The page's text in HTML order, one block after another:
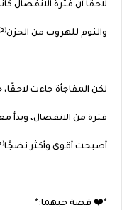
لاحقًا أن فترة الانفصال
والنوم للهروب من الحزن⁽²⁾.
لكن المفاجأة جاءت
فترة من الانفصال، وبدأ
أصبحت أقوى وأكثر نضجًا⁽²⁾.
*❤️ قصة حبهما:*